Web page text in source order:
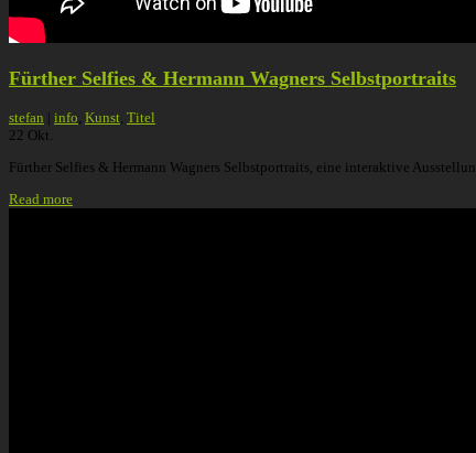
Fürther Selfies & Hermann Wagners Selbstportraits
stefan | info, Kunst, Titel
22 Okt.
Fürther Selfies & Hermann Wagners Selbstportraits, eine interaktive
Read more